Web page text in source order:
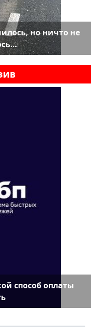
но ничто не
способ оплаты